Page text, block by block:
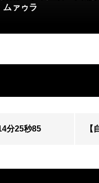
ァゥラ
分25秒85 【